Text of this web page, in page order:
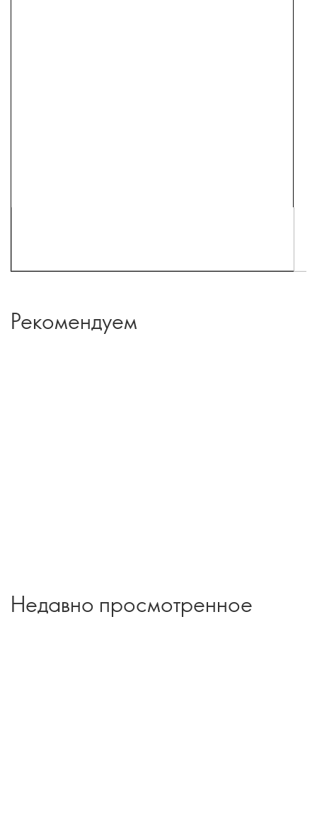
Рекомендуем
Недавно просмотренное